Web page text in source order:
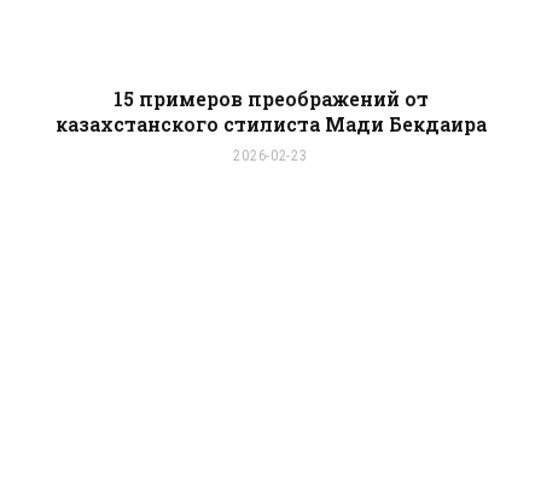
15 примеров преображений от
казахстанского стилиста Мади Бекдаира
2026-02-23